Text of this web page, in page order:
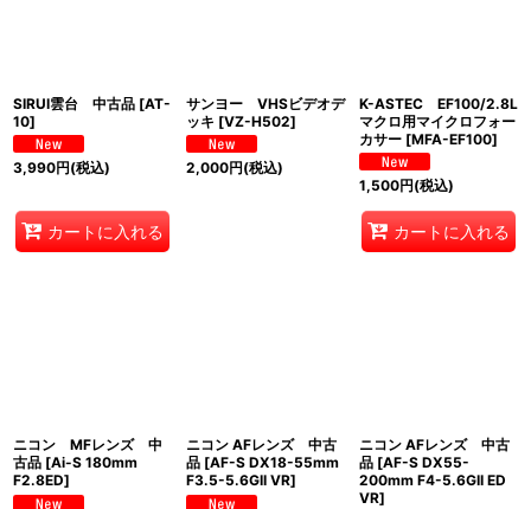
SIRUI雲台 中古品 [AT-
10]
3,990円(税込)
カートに入れる
サンヨー VHSビデオデ
ッキ [VZ-H502]
2,000円(税込)
K-ASTEC EF100/2.8L
マクロ用マイクロフォー
カサー [MFA-EF100]
1,500円(税込)
カートに入れる
ニコン MFレンズ 中
古品 [Ai-S 180mm
F2.8ED]
ニコン AFレンズ 中古
品 [AF-S DX18-55mm
F3.5-5.6GII VR]
ニコン AFレンズ 中古
品 [AF-S DX55-
200mm F4-5.6GII ED
VR]